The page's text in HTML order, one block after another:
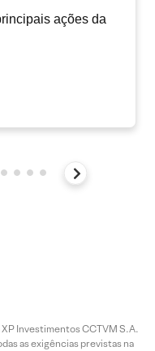
ações da
Investimentos CCTVM S.A.
as exigências previstas na